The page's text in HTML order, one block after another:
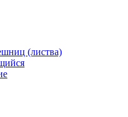
(листва)